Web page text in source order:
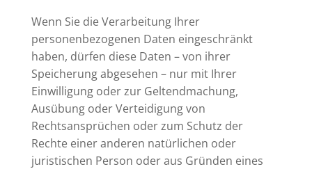
Wenn Sie die Verarbeitung Ihrer
personenbezogenen Daten eingeschränkt
haben, dürfen diese Daten – von ihrer
Speicherung abgesehen – nur mit Ihrer
Einwilligung oder zur Geltendmachung,
Ausübung oder Verteidigung von
Rechtsansprüchen oder zum Schutz der
Rechte einer anderen natürlichen oder
juristischen Person oder aus Gründen eines